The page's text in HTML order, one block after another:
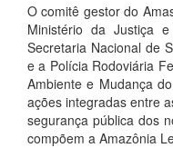
O comitê gestor do
Ministério da Justiça
Secretaria Nacional de
e a Polícia Rodoviária
Ambiente e Mudança
ações integradas entre
segurança pública dos
compõem a Amazônia